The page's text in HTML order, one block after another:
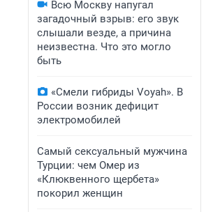
Всю Москву напугал
загадочный взрыв: его звук
слышали везде, а причина
неизвестна. Что это могло
быть
«Смели гибриды Voyah». В
России возник дефицит
электромобилей
Самый сексуальный мужчина
Турции: чем Омер из
«Клюквенного щербета»
покорил женщин